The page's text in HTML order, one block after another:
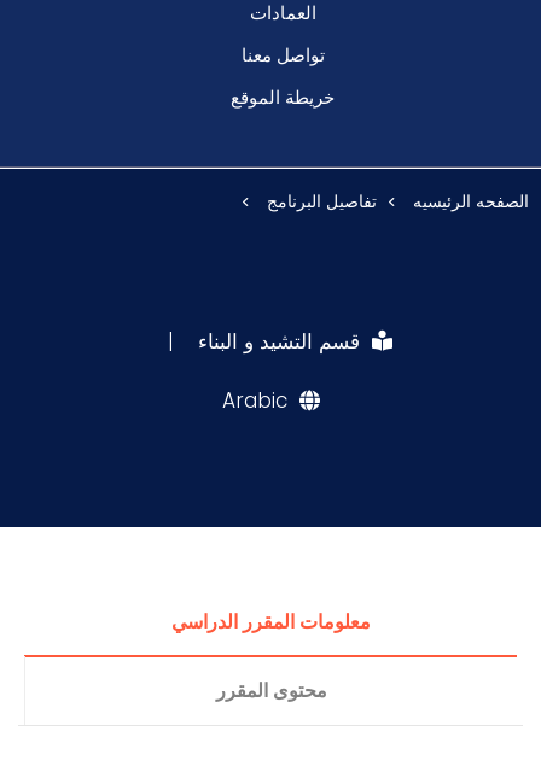
العمادات
تواصل معنا
خريطة الموقع
الصفحه الرئيسيه تفاصيل البرنامج
قسم التشيد و البناء |
Arabic
معلومات المقرر الدراسي
محتوى المقرر